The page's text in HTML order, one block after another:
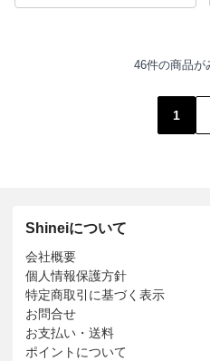
46件の商品が
1
Shineiについて
会社概要
個人情報保護方針
特定商取引に基づく表示
お問合せ
お支払い・送料
ポイントについて